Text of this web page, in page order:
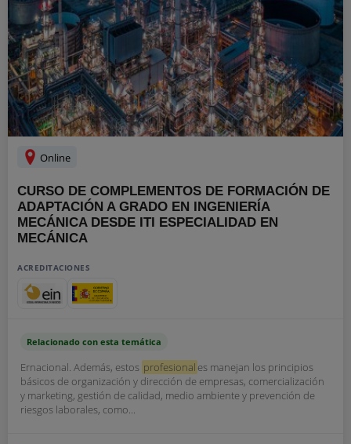
Online
CURSO DE COMPLEMENTOS DE FORMACIÓN DE
ADAPTACIÓN A GRADO EN INGENIERÍA
MECÁNICA DESDE ITI ESPECIALIDAD EN
MECÁNICA
ACREDITACIONES
Relacionado con esta temática
Ernacional. Además, estos profesional es manejan los principios
básicos de organización y dirección de empresas, comercialización
y marketing, gestión de calidad, medio ambiente y prevención de
riesgos laborales, como...